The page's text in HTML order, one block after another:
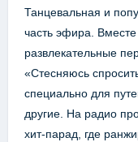
Танцевальная и
часть эфира.
развлекательные
«Стесняюсь
специально для
другие. На радио
хит-парад, где